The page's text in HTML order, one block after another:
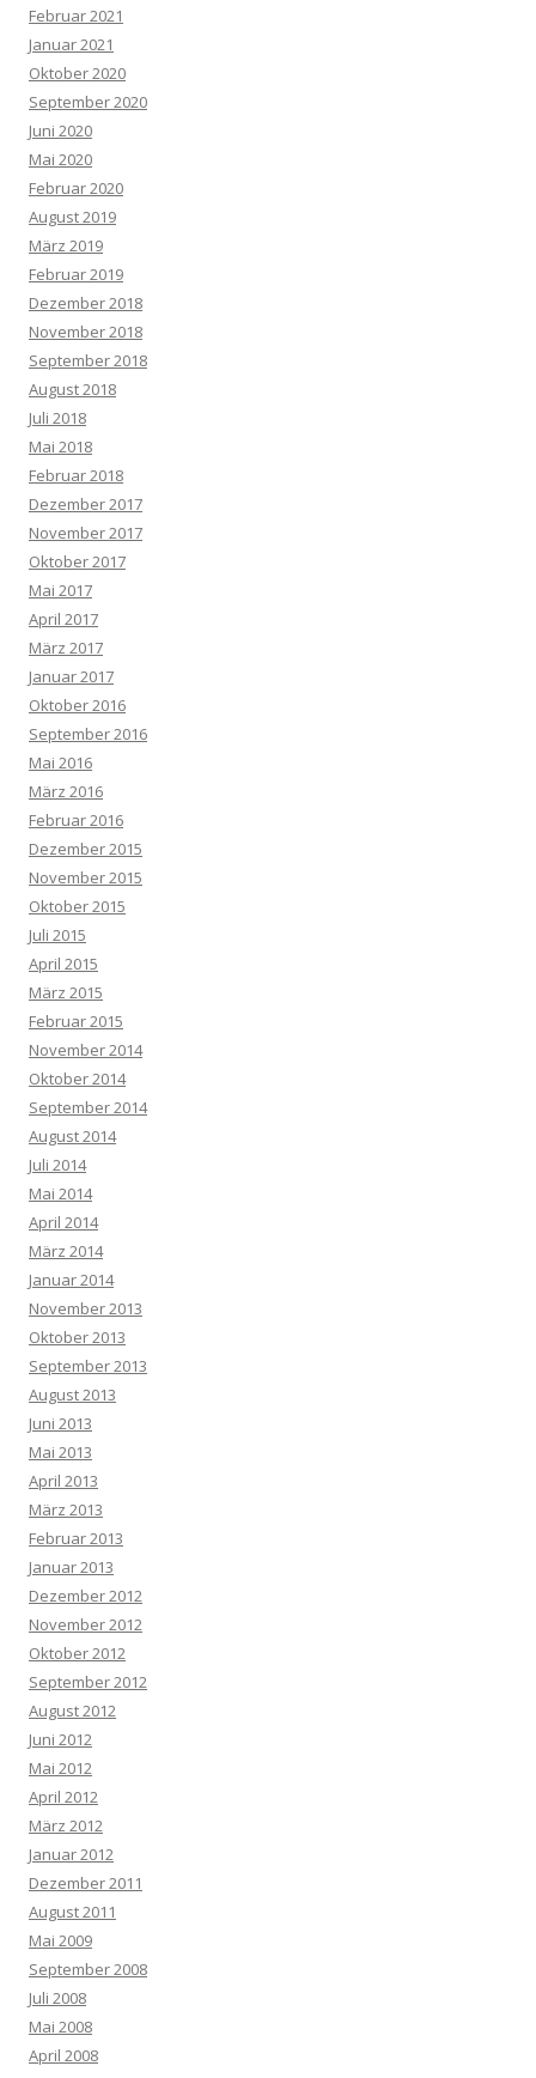
Februar 2021
Januar 2021
Oktober 2020
September 2020
Juni 2020
Mai 2020
Februar 2020
August 2019
März 2019
Februar 2019
Dezember 2018
November 2018
September 2018
August 2018
Juli 2018
Mai 2018
Februar 2018
Dezember 2017
November 2017
Oktober 2017
Mai 2017
April 2017
März 2017
Januar 2017
Oktober 2016
September 2016
Mai 2016
März 2016
Februar 2016
Dezember 2015
November 2015
Oktober 2015
Juli 2015
April 2015
März 2015
Februar 2015
November 2014
Oktober 2014
September 2014
August 2014
Juli 2014
Mai 2014
April 2014
März 2014
Januar 2014
November 2013
Oktober 2013
September 2013
August 2013
Juni 2013
Mai 2013
April 2013
März 2013
Februar 2013
Januar 2013
Dezember 2012
November 2012
Oktober 2012
September 2012
August 2012
Juni 2012
Mai 2012
April 2012
März 2012
Januar 2012
Dezember 2011
August 2011
Mai 2009
September 2008
Juli 2008
Mai 2008
April 2008